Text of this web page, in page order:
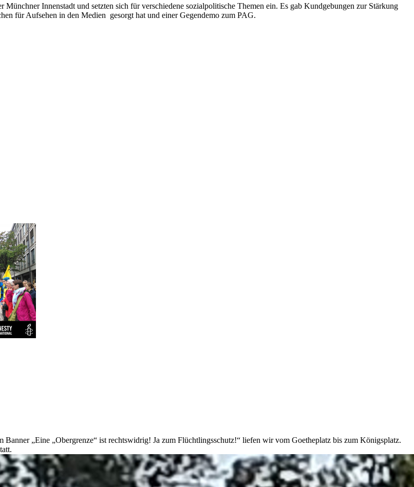
Innenstadt und setzten sich für verschiedene sozialpolitische Themen ein. Es gab Kundgebungen zur Stärkung
für Aufsehen in den Medien gesorgt hat und einer Gegendemo zum PAG.
„Eine „Obergrenze“ ist rechtswidrig! Ja zum Flüchtlingsschutz!“ liefen wir vom Goetheplatz bis zum Königsplatz.